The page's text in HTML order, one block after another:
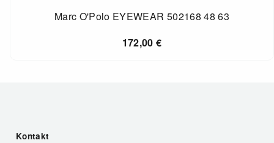
Marc O'Polo EYEWEAR 502168 48 63
172,00€
Kontakt